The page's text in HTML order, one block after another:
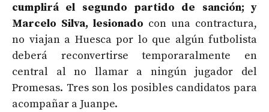
cumplirá el segundo partido de sanción; y
Marcelo Silva, lesionado con una contractura,
no viajan a Huesca por lo que algún futbolista
deberá reconvertirse temporaralmente en
central al no llamar a ningún jugador del
Promesas. Tres son los posibles candidatos para
acompañar a Juanpe.